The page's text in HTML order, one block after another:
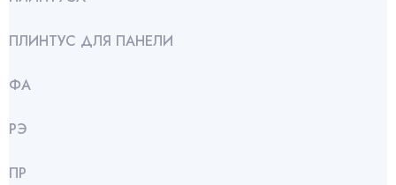
ПЛИНТУС ДЛЯ ПАНЕЛИ
ФА
РЭ
ПР